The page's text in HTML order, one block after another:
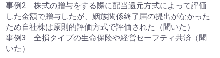
事例2 株式の贈与をする際に配当還元方式によって評価
した金額で贈与したが、姻族関係終了届の提出がなかった
ため自社株は原則的評価方式で評価された（聞いた）
事例3 全損タイプの生命保険や経営セーフティ共済（聞
いた）